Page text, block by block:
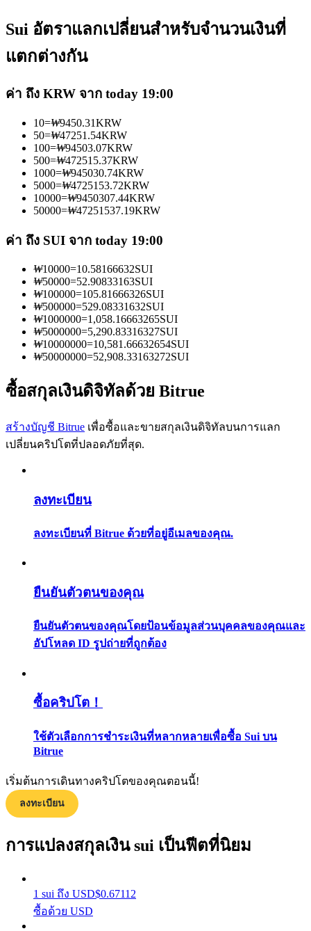
เป็นเทรดเดอร์คัดลอก
เพลิดเพลินกับการแบ่งปันผลกำไรและค่าคอมมิชชั่นการคัด
ลอกการซื้อขาย
ข้อมูล
การวิเคราะห์ข้อมูลขนาดใหญ่ รวมถึงข้อมูลการค้า ฯลฯ
กลยุทธ์การซื้อขาย
ได้รับ
Sui อัตราแลกเปลี่ยนสำหรับจำนวนเงินที่
แตกต่างกัน
ค่า ถึง KRW จาก today 19:00
10=₩9450.31KRW
50=₩47251.54KRW
100=₩94503.07KRW
500=₩472515.37KRW
1000=₩945030.74KRW
5000=₩4725153.72KRW
10000=₩9450307.44KRW
50000=₩47251537.19KRW
ค่า ถึง SUI จาก today 19:00
₩10000=10.58166632SUI
₩50000=52.90833163SUI
₩100000=105.81666326SUI
₩500000=529.08331632SUI
₩1000000=1,058.16663265SUI
₩5000000=5,290.83316327SUI
₩10000000=10,581.66632654SUI
₩50000000=52,908.33163272SUI
ซื้อสกุลเงินดิจิทัลด้วย Bitrue
สร้างบัญชี Bitrue เพื่อซื้อและขายสกุลเงินดิจิทัลบนการแลก
เปลี่ยนคริปโตที่ปลอดภัยที่สุด.
ลงทะเบียน
ลงทะเบียนที่ Bitrue ด้วยที่อยู่อีเมลของคุณ.
ยืนยันตัวตนของคุณ
ยืนยันตัวตนของคุณโดยป้อนข้อมูลส่วนบุคคลของคุณและ
อัปโหลด ID รูปถ่ายที่ถูกต้อง
ซื้อคริปโต！
ใช้ตัวเลือกการชำระเงินที่หลากหลายเพื่อซื้อ Sui บน
Bitrue
เริ่มต้นการเดินทางคริปโตของคุณตอนนี้!
ลงทะเบียน
การแปลงสกุลเงิน sui เป็นฟีตที่นิยม
1 sui ถึง USD$0.67112
ซื้อด้วย USD